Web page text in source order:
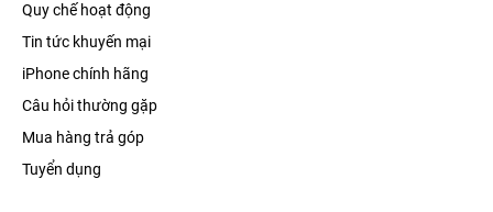
Quy chế hoạt động
Tin tức khuyến mại
iPhone chính hãng
Câu hỏi thường gặp
Mua hàng trả góp
Tuyển dụng